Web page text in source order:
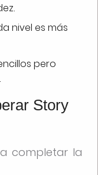
nivel es más
pero
Story
completar la